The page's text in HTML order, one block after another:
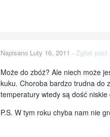
Napisano Luty 16, 2011 · Zgłoś post
Może do zbóż? Ale niech może
kuku. Choroba bardzo trudna do
temperatury wtedy są dość
P.S. W tym roku chyba nam nie